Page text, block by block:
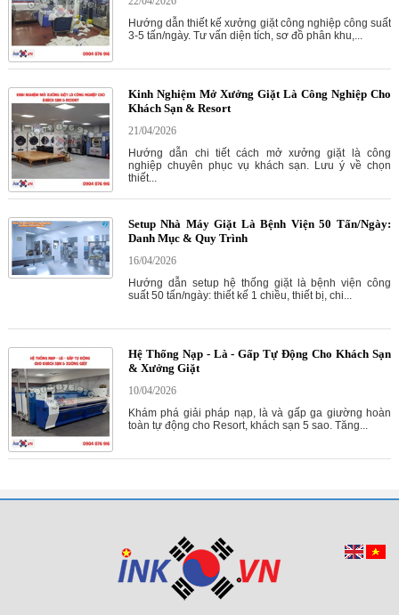
Hướng dẫn thiết kế xưởng giặt công nghiệp công suất
3-5 tấn/ngày. Tư vấn diện tích, sơ đồ phân khu,...
Kinh Nghiệm Mở Xưởng Giặt Là Công Nghiệp Cho
Khách Sạn & Resort
21/04/2026
Hướng dẫn chi tiết cách mở xưởng giặt là công
nghiệp chuyên phục vụ khách sạn. Lưu ý về chọn
thiết...
Setup Nhà Máy Giặt Là Bệnh Viện 50 Tấn/Ngày:
Danh Mục & Quy Trình
16/04/2026
Hướng dẫn setup hệ thống giặt là bệnh viện công
suất 50 tấn/ngày: thiết kế 1 chiều, thiết bị, chi...
Hệ Thống Nạp - Là - Gấp Tự Động Cho Khách Sạn
& Xưởng Giặt
10/04/2026
Khám phá giải pháp nạp, là và gấp ga giường hoàn
toàn tự động cho Resort, khách sạn 5 sao. Tăng...